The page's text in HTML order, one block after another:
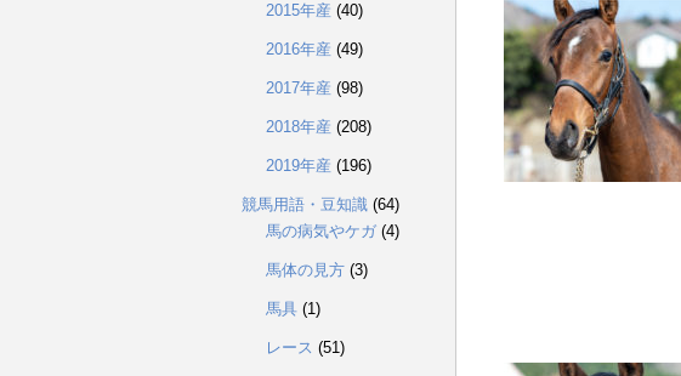
2015年産 (40)
2016年産 (49)
2017年産 (98)
2018年産 (208)
2019年産 (196)
競馬用語・豆知識 (64)
馬の病気やケガ (4)
馬体の見方 (3)
馬具 (1)
レース (51)